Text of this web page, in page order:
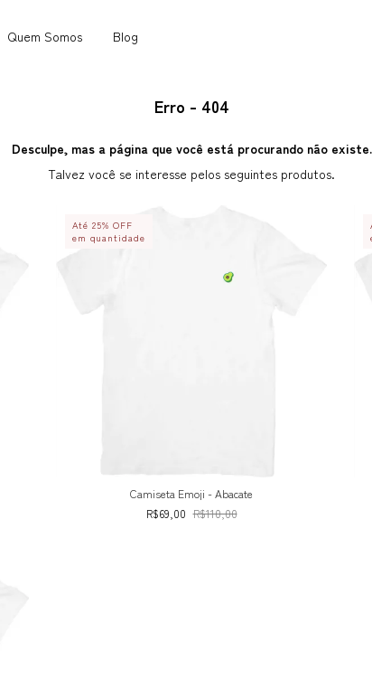
Quem Somos Blog
Erro - 404
Desculpe, mas a página que você está procurando não existe.
Talvez você se interesse pelos seguintes produtos.
Até 25% OFF
em quantidade
Camiseta Emoji - Abacate
R$69,00 R$110,00